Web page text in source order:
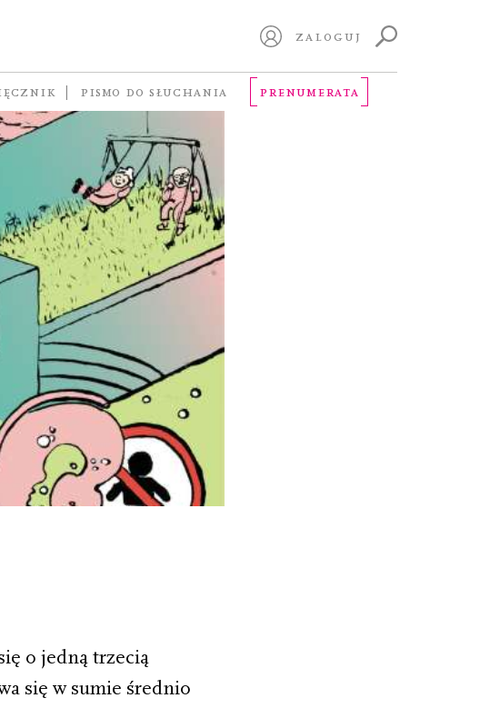
ZALOGUJ
PISMO DO SŁUCHANIA PRENUMERATA
o jedną trzecią
się w sumie średnio